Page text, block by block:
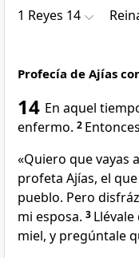
1 Reyes 14
Profecía de Ajías
14 En aquel
enfermo. 2
«Quiero que vayas
profeta Ajías, el
pueblo. Pero
mi esposa. 3
miel, y pregúntale